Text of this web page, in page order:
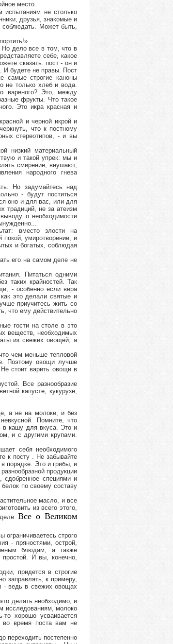
место.
испытаниям не столько
друзья, знакомые и
соблюдать. Может быть,
Но дело все в том, что в
себе, какое
сказать: пост - он и
И будете не правы. Пост
самые строгие каноны
не только хлеб и вода.
вареного? Это, между
фрукты. Что такое
Это икра красная и
и черной икрой и
что к постному
стереотипов, - и вы
низкий материальный
и такой упрек: мы и
смирение, внушают,
народного гнева
Но задумайтесь над
- будут поститься
оно и для вас, или для
традиций, не за атеизм
о необходимости
вместо злости на
умиротворение, и
и богатых, соблюдая
его на самом деле не
Питаться одними
таких крайностей. Так
- особенно если вера
это делали святые и
приучитесь жить со
что ему действительно
гости на столе в это
веществ, необходимых
из свежих овощей, а
чем меньше тепловой
Поэтому овощи лучше
стоит варить овощи в
Все разнообразие
капусте, кукурузе,
а не на молоке, и без
Помните, что
в кашу для вкуса. Это и
и с другими крупами.
себя необходимого
к посту . Не забывайте
порядке. Это и грибы, и
продукции
сдобренное специями и
по своему составу
масло, и все
из всего этого,
Все о Великом
строго
- пряностями, острой,
блюдам, а также
И вы, конечно,
придется в строгие
заправлять, к примеру,
- ведь в свежих овощах
делать необходимо, и
исследованиям, молоко
то хорошо усваивается
во время поста вам не
переходить постепенно